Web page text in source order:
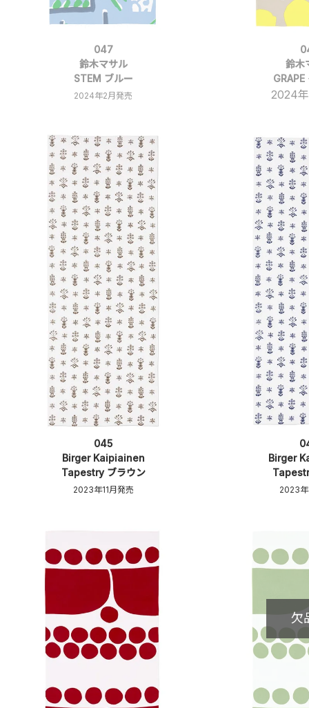
047
鈴木マサル
STEM ブルー
2024年2月発売
鈴木
GRAPE
2024
045
Birger Kaipiainen
Tapestry ブラウン
2023年11月発売
Birger
2023年